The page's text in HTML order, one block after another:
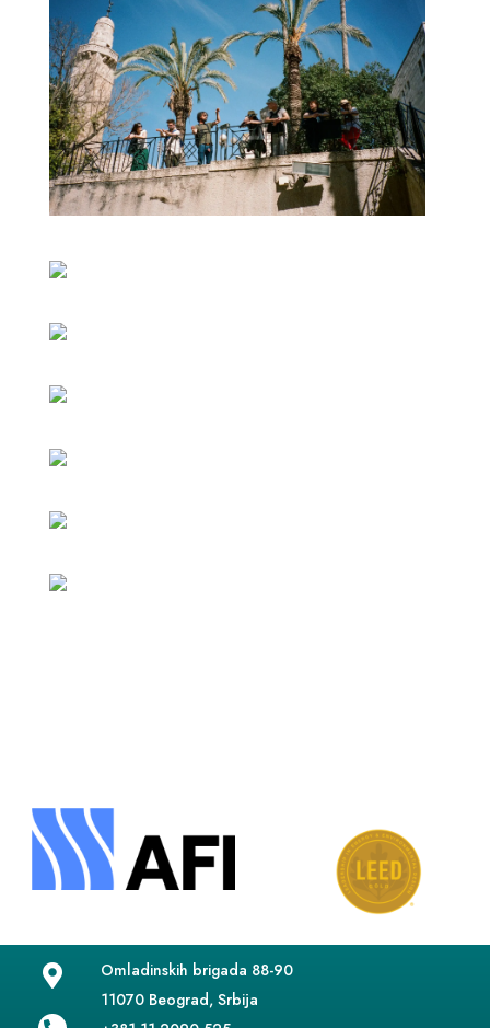

Omladinskih brigada 88-90
11070 Beograd, Srbija